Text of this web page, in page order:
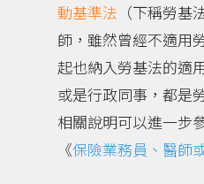
動基準法 （下稱勞
師，雖然曾經不適用
起也納入勞基法的適
或是行政同事，都是
相關說明可以進一步
《保險業務員、醫師